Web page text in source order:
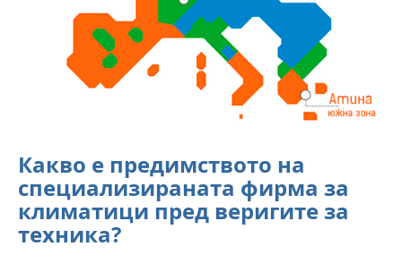
Какво е предимството на
специализираната фирма за
климатици пред веригите за
техника?